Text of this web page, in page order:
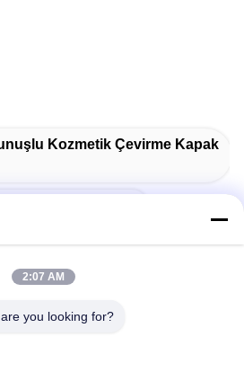
Kozmetik Çevirme Kapak
Dağıtım Kapağı
Dozaj Kapağı
2:07 AM
you looking for?